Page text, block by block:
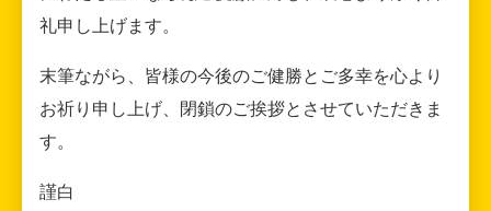
礼申し上げます。
末筆ながら、皆様の今後のご健勝とご多幸を心より
お祈り申し上げ、閉鎖のご挨拶とさせていただきま
す。
謹白